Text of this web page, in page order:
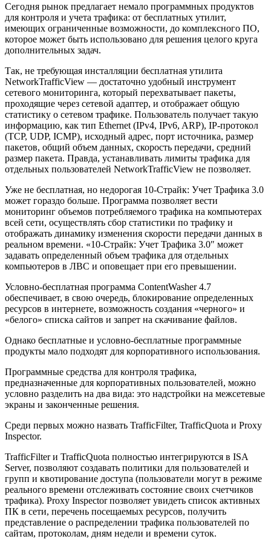
Сегодня рынок предлагает немало программных продуктов
для контроля и учета трафика: от бесплатных утилит,
имеющих ограниченные возможности, до комплексного ПО,
которое может быть использовано для решения целого круга
дополнительных задач.
Так, не требующая инсталляции бесплатная утилита
NetworkTrafficView — достаточно удобный инструмент
сетевого мониторинга, который перехватывает пакеты,
проходящие через сетевой адаптер, и отображает общую
статистику о сетевом трафике. Пользователь получает такую
информацию, как тип Ethernet (IPv4, IPv6, ARP), IP-протокол
(TCP, UDP, ICMP), исходный адрес, порт источника, размер
пакетов, общий объем данных, скорость передачи, средний
размер пакета. Правда, устанавливать лимиты трафика для
отдельных пользователей NetworkTrafficView не позволяет.
Уже не бесплатная, но недорогая 10-Страйк: Учет Трафика 3.0
может гораздо больше. Программа позволяет вести
мониторинг объемов потребляемого трафика на компьютерах
всей сети, осуществлять сбор статистики по трафику и
отображать динамику изменения скорости передачи данных в
реальном времени. «10-Страйк: Учет Трафика 3.0″ может
задавать определенный объем трафика для отдельных
компьютеров в ЛВС и оповещает при его превышении.
Условно-бесплатная программа ContentWasher 4.7
обеспечивает, в свою очередь, блокирование определенных
ресурсов в интернете, возможность создания «черного» и
«белого» списка сайтов и запрет на скачивание файлов.
Однако бесплатные и условно-бесплатные программные
продукты мало подходят для корпоративного использования.
Программные средства для контроля трафика,
предназначенные для корпоративных пользователей, можно
условно разделить на два вида: это надстройки на межсетевые
экраны и законченные решения.
Среди первых можно назвать TrafficFilter, TrafficQuota и Proxy
Inspector.
TrafficFilter и TrafficQuota полностью интегрируются в ISA
Server, позволяют создавать политики для пользователей и
групп и квотирование доступа (пользователи могут в режиме
реального времени отслеживать состояние своих счетчиков
трафика). Proxy Inspector позволяет увидеть список активных
ПК в сети, перечень посещаемых ресурсов, получить
представление о распределении трафика пользователей по
сайтам, протоколам, дням недели и времени суток.